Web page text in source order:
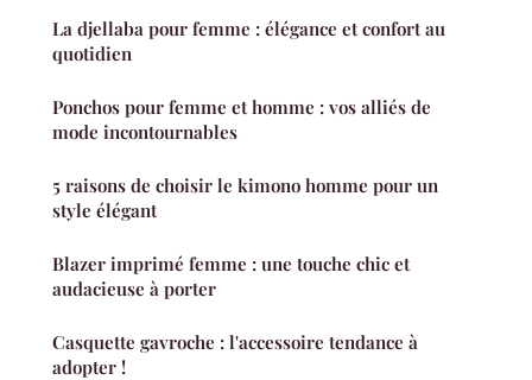
La djellaba pour femme : élégance et confort au
quotidien
Ponchos pour femme et homme : vos alliés de
mode incontournables
5 raisons de choisir le kimono homme pour un
style élégant
Blazer imprimé femme : une touche chic et
audacieuse à porter
Casquette gavroche : l'accessoire tendance à
adopter !